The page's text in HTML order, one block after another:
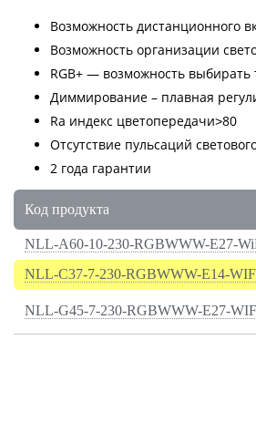
Возможность дистанционного
Возможность организации
RGB+ — возможность выбирать
Диммирование – плавная
Ra индекс цветопередачи˃80
Отсутствие пульсаций
2 года гарантии
Код про­дук­та
NLL-A60-10-230-RGBWWW-E27-
NLL-C37-7-230-RGBWWW-E14-
NLL-G45-7-230-RGBWWW-E27-